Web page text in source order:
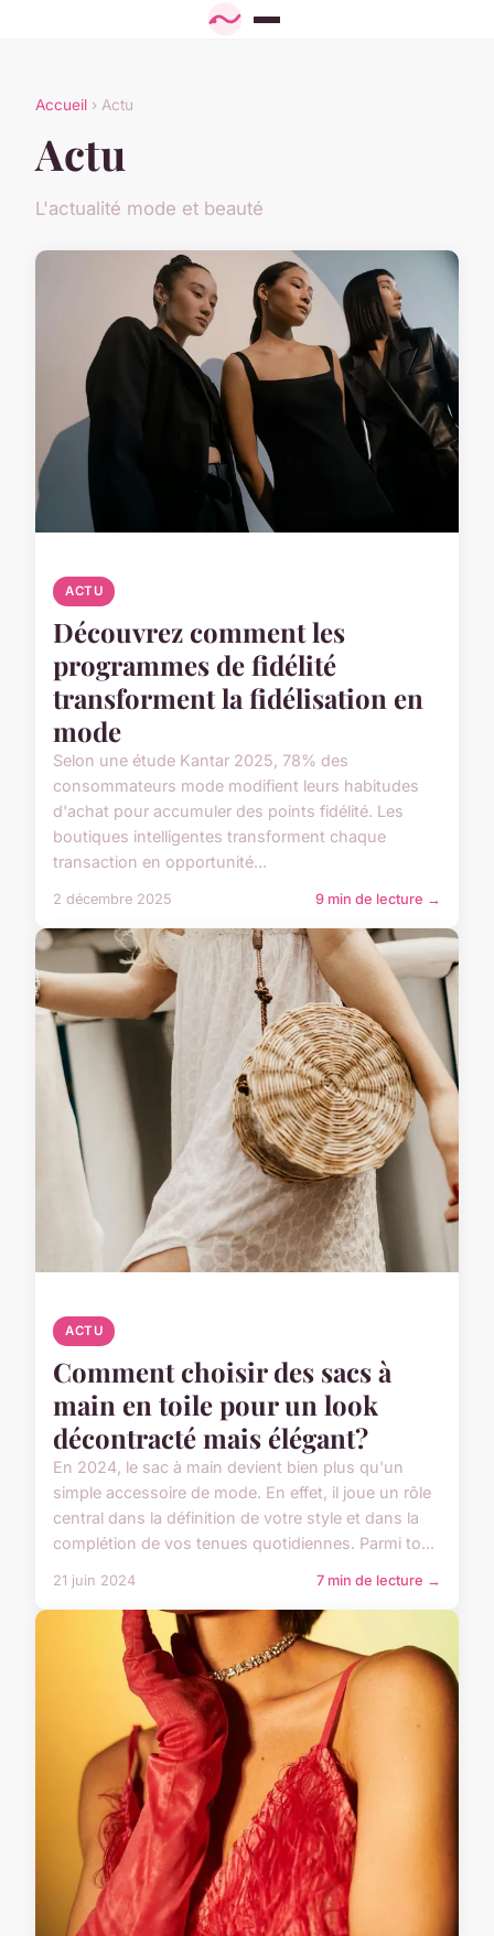
Accueil › Actu
Actu
L'actualité mode et beauté
ACTU
Découvrez comment les
programmes de fidélité
transforment la fidélisation en
mode
Selon une étude Kantar 2025, 78% des
consommateurs mode modifient leurs habitudes
d'achat pour accumuler des points fidélité. Les
boutiques intelligentes transforment chaque
transaction en opportunité...
2 décembre 2025 9 min de lecture →
ACTU
Comment choisir des sacs à
main en toile pour un look
décontracté mais élégant?
En 2024, le sac à main devient bien plus qu'un
simple accessoire de mode. En effet, il joue un rôle
central dans la définition de votre style et dans la
complétion de vos tenues quotidiennes. Parmi to...
21 juin 2024 7 min de lecture →